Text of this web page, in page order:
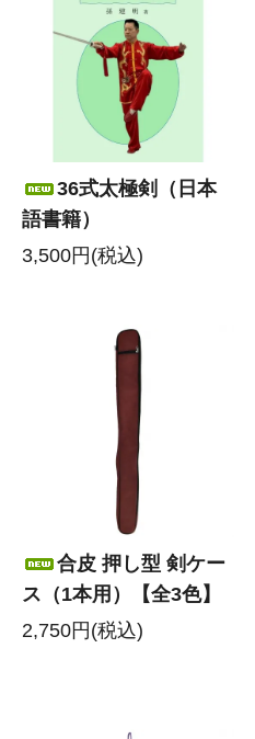
36式太極剣（日本
語書籍）
3,500円(税込)
合皮 押し型 剣ケー
ス（1本用）【全3色】
2,750円(税込)